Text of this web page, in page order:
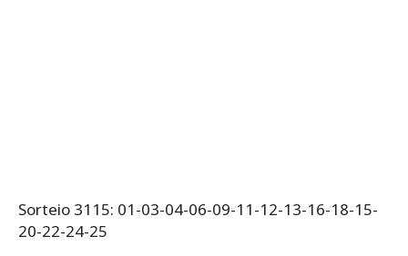
Sorteio 3115: 01-03-04-06-09-11-12-13-16-18-15-
20-22-24-25